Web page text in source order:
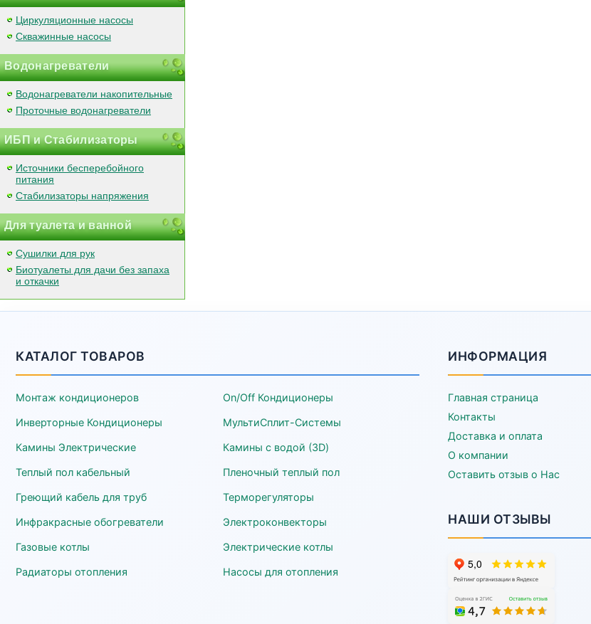
Циркуляционные насосы
Скважинные насосы
Водонагреватели
Водонагреватели накопительные
Проточные водонагреватели
ИБП и Стабилизаторы
Источники бесперебойного
питания
Стабилизаторы напряжения
Для туалета и ванной
Сушилки для рук
Биотуалеты для дачи без запаха
и откачки
КАТАЛОГ ТОВАРОВ
Монтаж кондиционеров On/Off Кондиционеры
Инверторные Кондиционеры МультиСплит-Системы
Камины Электрические Камины с водой (3D)
Теплый пол кабельный Пленочный теплый пол
Греющий кабель для труб Терморегуляторы
Инфракрасные обогреватели Электроконвекторы
Газовые котлы Электрические котлы
Радиаторы отопления Насосы для отопления
ИНФОРМАЦИЯ
Главная страница
Контакты
Доставка и оплата
О компании
Оставить отзыв о Нас
НАШИ ОТЗЫВЫ